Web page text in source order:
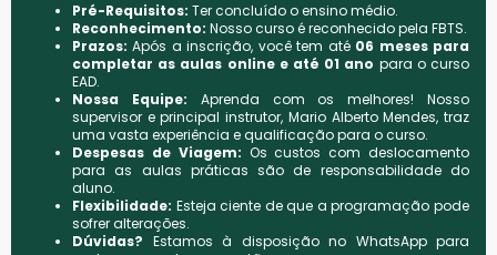
Pré-Requisitos: Ter concluído o ensino médio.
Reconhecimento: Nosso curso é reconhecido pela FBTS.
Prazos: Após a inscrição, você tem até 06 meses para
completar as aulas online e até 01 ano para o curso
EAD.
Nossa Equipe: Aprenda com os melhores! Nosso
supervisor e principal instrutor, Mario Alberto Mendes, traz
uma vasta experiência e qualificação para o curso.
Despesas de Viagem: Os custos com deslocamento
para as aulas práticas são de responsabilidade do
aluno.
Flexibilidade: Esteja ciente de que a programação pode
sofrer alterações.
Dúvidas? Estamos à disposição no WhatsApp para